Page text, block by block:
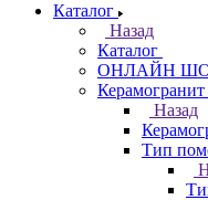
Каталог
Назад
Каталог
ОНЛАЙН
Керамогранит
Назад
Тип